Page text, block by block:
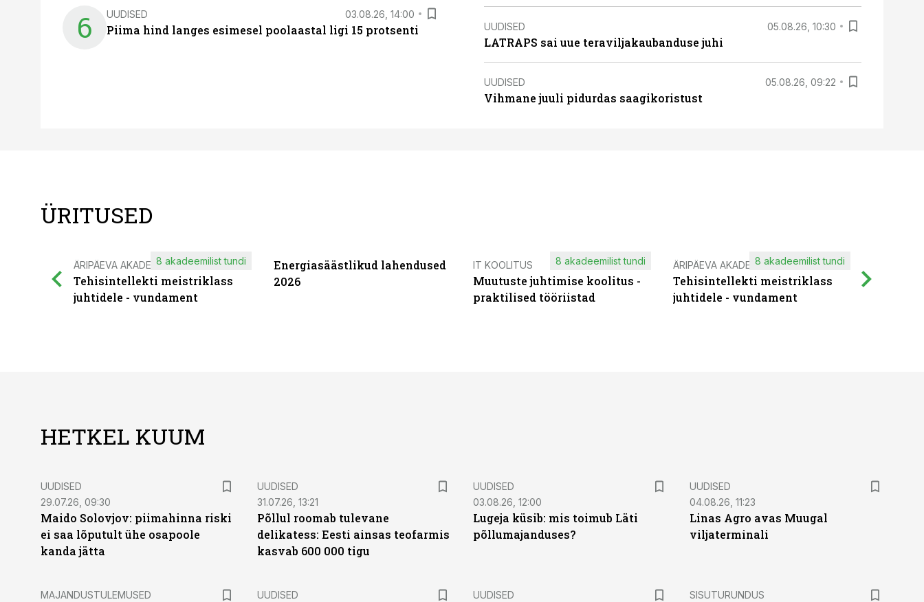
6 UUDISED 03.08.26, 14:00
Piima hind langes esimesel poolaastal ligi 15 protsenti UUDISED 05.08.26, 10:30
LATRAPS sai uue teraviljakaubanduse juhi
UUDISED 05.08.26, 09:22
Vihmane juuli pidurdas saagikoristust
ÜRITUSED
ÄRIPÄEVA AKADEEMIA
Tehisintellekti meistriklass
juhtidele - vundament
8 akadeemilist tundi
Energiasäästlikud lahendused
2026
IT KOOLITUS
Muutuste juhtimise koolitus -
praktilised tööriistad
8 akadeemilist tundi ÄRIPÄEVA AKADEEMIA
Tehisintellekti meistriklass
juhtidele - vundament
8 akadeemilist tundi
HETKEL KUUM
UUDISED
29.07.26, 09:30
Maido Solovjov: piimahinna riski
ei saa lõputult ühe osapoole
kanda jätta
UUDISED
31.07.26, 13:21
Põllul roomab tulevane
delikatess: Eesti ainsas teofarmis
kasvab 600 000 tigu
UUDISED
03.08.26, 12:00
Lugeja küsib: mis toimub Läti
põllumajanduses?
UUDISED
04.08.26, 11:23
Linas Agro avas Muugal
viljaterminali
MAJANDUSTULEMUSED
UUDISED
UUDISED
ST
SISUTURUNDUS